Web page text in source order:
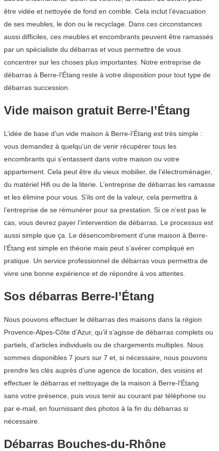
être vidée et nettoyée de fond en comble. Cela inclut l’évacuation
de ses meubles, le don ou le recyclage. Dans ces circonstances
aussi difficiles, ces meubles et encombrants peuvent être ramassés
par un spécialiste du débarras et vous permettre de vous
concentrer sur les choses plus importantes. Notre entreprise de
débarras à Berre-l’Étang reste à votre disposition pour tout type de
débarras succession.
Vide maison gratuit Berre-l’Étang
L’idée de base d’un vide maison à Berre-l’Étang est très simple :
vous demandez à quelqu’un de venir récupérer tous les
encombrants qui s’entassent dans votre maison ou votre
appartement. Cela peut être du vieux mobilier, de l’électroménager,
du matériel Hifi ou de la literie. L’entreprise de débarras les ramasse
et les élimine pour vous. S’ils ont de la valeur, cela permettra à
l’entreprise de se rémunérer pour sa prestation. Si ce n’est pas le
cas, vous devrez payer l’intervention de débarras. Le processus est
aussi simple que ça. Le désencombrement d’une maison à Berre-
l’Étang est simple en théorie mais peut s’avérer compliqué en
pratique. Un service professionnel de débarras vous permettra de
vivre une bonne expérience et de répondre à vos attentes.
Sos débarras Berre-l’Étang
Nous pouvons effectuer le débarras des maisons dans la région
Provence-Alpes-Côte d’Azur, qu’il s’agisse de débarras complets ou
partiels, d’articles individuels ou de chargements multiples. Nous
sommes disponibles 7 jours sur 7 et, si nécessaire, nous pouvons
prendre les clés auprès d’une agence de location, des voisins et
effectuer le débarras et nettoyage de la maison à Berre-l’Étang
sans votre présence, puis vous tenir au courant par téléphone ou
par e-mail, en fournissant des photos à la fin du débarras si
nécessaire.
Débarras Bouches-du-Rhône